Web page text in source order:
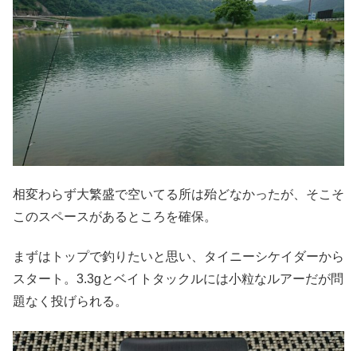
相変わらず大繁盛で空いてる所は殆どなかったが、そこそ
このスペースがあるところを確保。
まずはトップで釣りたいと思い、タイニーシケイダーから
スタート。3.3gとベイトタックルには小粒なルアーだが問
題なく投げられる。